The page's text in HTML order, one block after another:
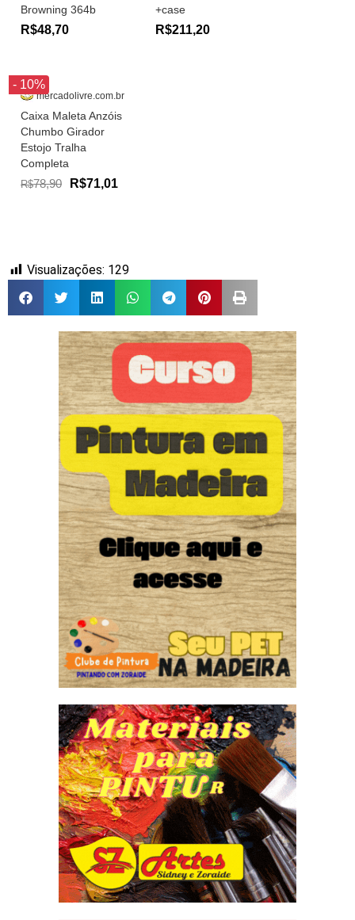
Browning 364b
R$48,70
+case
R$211,20
- 10%
mercadolivre.com.br
Caixa Maleta Anzóis
Chumbo Girador
Estojo Tralha
Completa
R$78,90 R$71,01
Visualizações: 129